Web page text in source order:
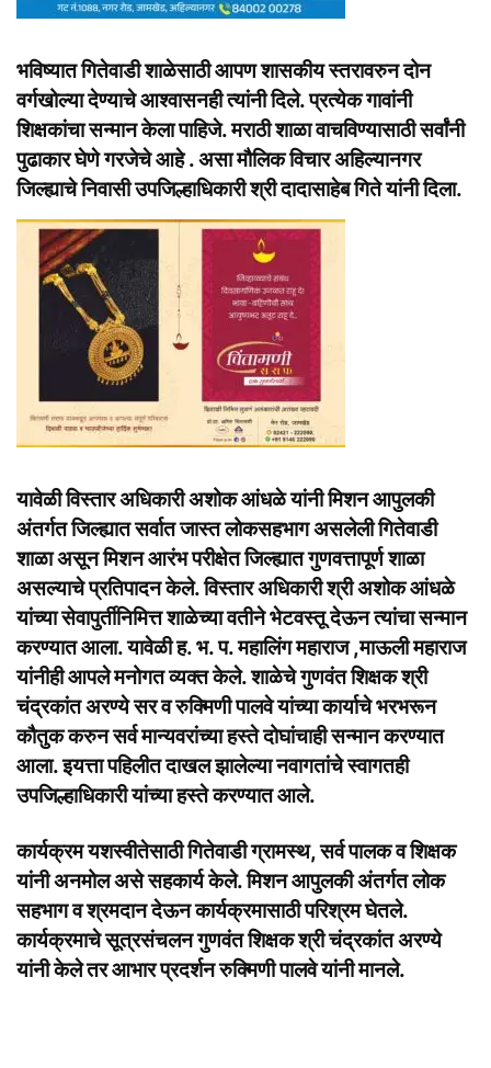
भविष्यात गितेवाडी शाळेसाठी आपण शासकीय स्तरावरुन दोन
वर्गखोल्या देण्याचे आश्वासनही त्यांनी दिले. प्रत्येक गावांनी
शिक्षकांचा सन्मान केला पाहिजे. मराठी शाळा वाचविण्यासाठी सर्वांनी
पुढाकार घेणे गरजेचे आहे . असा मौलिक विचार अहिल्यानगर
जिल्ह्याचे निवासी उपजिल्हाधिकारी श्री दादासाहेब गिते यांनी दिला.
यावेळी विस्तार अधिकारी अशोक आंधळे यांनी मिशन आपुलकी
अंतर्गत जिल्ह्यात सर्वात जास्त लोकसहभाग असलेली गितेवाडी
शाळा असून मिशन आरंभ परीक्षेत जिल्ह्यात गुणवत्तापूर्ण शाळा
असल्याचे प्रतिपादन केले. विस्तार अधिकारी श्री अशोक आंधळे
यांच्या सेवापुर्तीनिमित्त शाळेच्या वतीने भेटवस्तू देऊन त्यांचा सन्मान
करण्यात आला. यावेळी ह. भ. प. महालिंग महाराज ,माऊली महाराज
यांनीही आपले मनोगत व्यक्त केले. शाळेचे गुणवंत शिक्षक श्री
चंद्रकांत अरण्ये सर व रुक्मिणी पालवे यांच्या कार्याचे भरभरून
कौतुक करुन सर्व मान्यवरांच्या हस्ते दोघांचाही सन्मान करण्यात
आला. इयत्ता पहिलीत दाखल झालेल्या नवागतांचे स्वागतही
उपजिल्हाधिकारी यांच्या हस्ते करण्यात आले.
कार्यक्रम यशस्वीतेसाठी गितेवाडी ग्रामस्थ, सर्व पालक व शिक्षक
यांनी अनमोल असे सहकार्य केले. मिशन आपुलकी अंतर्गत लोक
सहभाग व श्रमदान देऊन कार्यक्रमासाठी परिश्रम घेतले.
कार्यक्रमाचे सूत्रसंचलन गुणवंत शिक्षक श्री चंद्रकांत अरण्ये
यांनी केले तर आभार प्रदर्शन रुक्मिणी पालवे यांनी मानले.